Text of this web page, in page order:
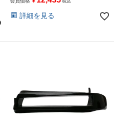
税込
詳細を見る